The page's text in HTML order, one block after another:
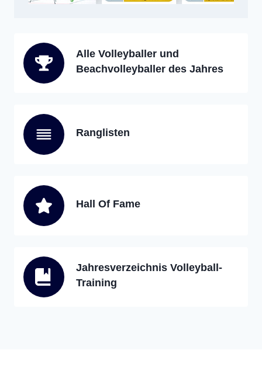
Alle Volleyballer und
Beachvolleyballer des Jahres
Ranglisten
Hall Of Fame
Jahresverzeichnis Volleyball-
Training